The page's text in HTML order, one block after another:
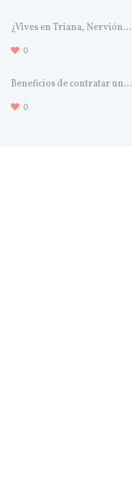
¿Vives en Triana, Nervión...
0
Beneficios de contratar un...
0